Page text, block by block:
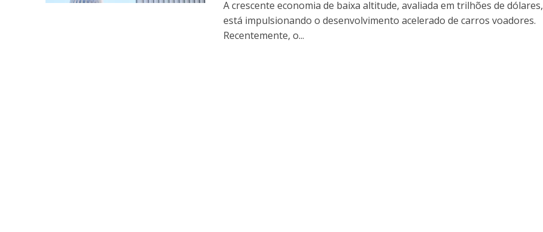
A crescente economia de baixa altitude, avaliada em trilhões de dólares,
está impulsionando o desenvolvimento acelerado de carros voadores.
Recentemente, o...